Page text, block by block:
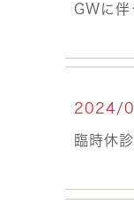
GWに伴
2024/
臨時休